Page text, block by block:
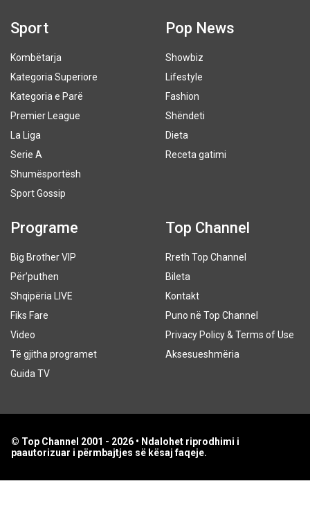
Sport
Kombëtarja
Kategoria Superiore
Kategoria e Parë
Premier League
La Liga
Serie A
Shumësportësh
Sport Gossip
Pop News
Showbiz
Lifestyle
Fashion
Shëndeti
Dieta
Receta gatimi
Programe
Big Brother VIP
Për’puthen
Shqipëria LIVE
Fiks Fare
Video
Të gjitha programet
Guida TV
Top Channel
Rreth Top Channel
Bileta
Kontakt
Puno në Top Channel
Privacy Policy & Terms of Use
Aksesueshmëria
© Top Channel 2001 - 2026 • Ndalohet riprodhimi i
paautorizuar i përmbajtjes së kësaj faqeje.